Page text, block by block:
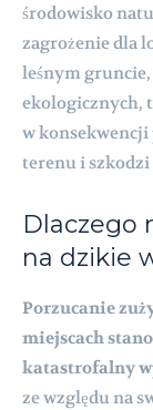
środowisko
zagrożenie dla
leśnym gruncie,
ekologicznych,
w
terenu i szkodzi
Dlaczego
na dzikie
Porzucanie
miejscach
katastrofalny
ze względu na